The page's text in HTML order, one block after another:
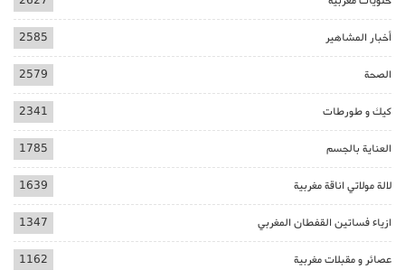
أخبار المشاهير 2585
الصحة 2579
كيك و طورطات 2341
العناية بالجسم 1785
لالة مولاتي اناقة مغربية 1639
ازياء فساتين القفطان المغربي 1347
عصائر و مقبلات مغربية 1162